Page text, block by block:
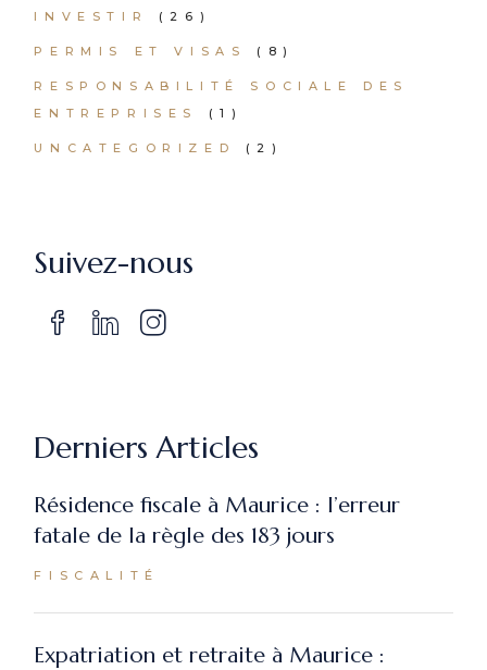
INVESTIR (26)
PERMIS ET VISAS (8)
RESPONSABILITÉ SOCIALE DES
ENTREPRISES
(1)
UNCATEGORIZED (2)
Suivez-nous
Derniers Articles
Résidence fiscale à Maurice : l’erreur
fatale de la règle des 183 jours
FISCALITÉ
Expatriation et retraite à Maurice :